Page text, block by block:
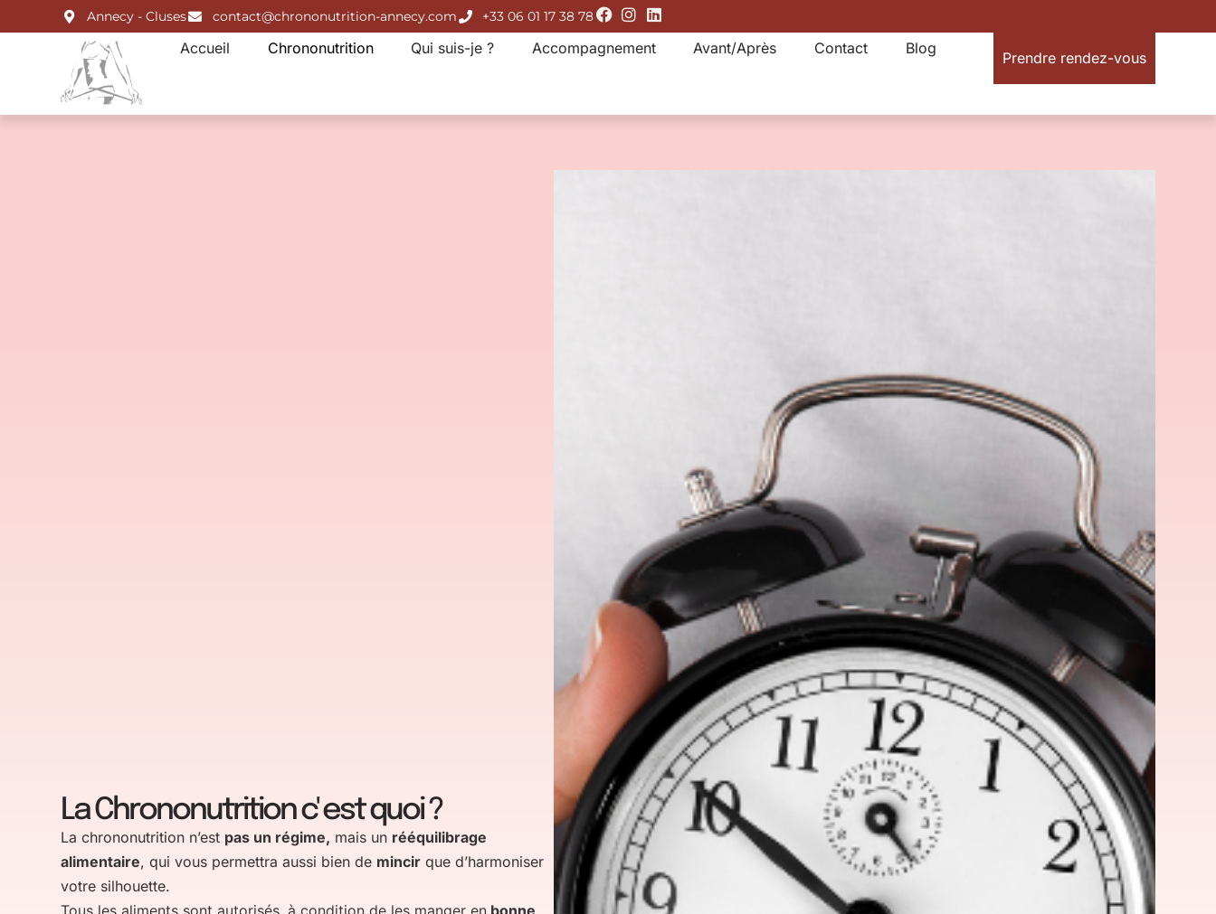
Annecy - Cluses contact@chrononutrition-annecy.com +33 06 01 17 38 78
Accueil Chrononutrition Qui suis-je ? Accompagnement Avant/Après Contact Blog
Prendre rendez-vous
La Chrononutrition c' est quoi ?
La chrononutrition n’est pas un régime, mais un rééquilibrage
alimentaire, qui vous permettra aussi bien de mincir que d’harmoniser
votre silhouette.